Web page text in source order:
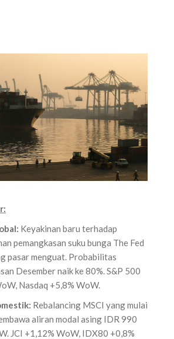
Keyakinan baru terhadap
pemangkasan suku bunga The Fed
pasar menguat. Probabilitas
Desember naik ke 80%. S&P 500
Nasdaq +5,8% WoW.
Rebalancing MSCI yang mulai
aliran modal asing IDR 990
JCI +1,12% WoW, IDX80 +0,8%